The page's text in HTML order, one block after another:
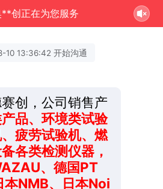
**创正在为您服务
10 13:36:42 开始沟通
创，公司销售产
品、环境类试验
疲劳试验机、燃
各类检测仪器，
、德国PT
本NMB、日本Noi